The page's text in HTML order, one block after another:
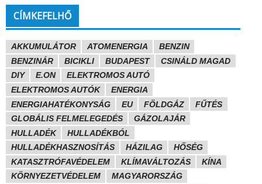
CÍMKEFELHŐ
AKKUMULÁTOR ATOMENERGIA
BENZIN
BENZINÁR
BICIKLI BUDAPEST
CSINÁLD MAGAD
DIY
E.ON
ELEKTROMOS AUTÓ
ELEKTROMOS AUTÓK
ENERGIA
ENERGIAHATÉKONYSÁG
EU FÖLDGÁZ
FŰTÉS
GLOBÁLIS FELMELEGEDÉS
GÁZOLAJÁR
HULLADÉK
HULLADÉKBÓL
HULLADÉKHASZNOSÍTÁS
HÁZILAG
HŐSÉG
KATASZTRÓFAVÉDELEM
KLÍMAVÁLTOZÁS
KÍNA
KÖRNYEZETVÉDELEM
MAGYARORSZÁG